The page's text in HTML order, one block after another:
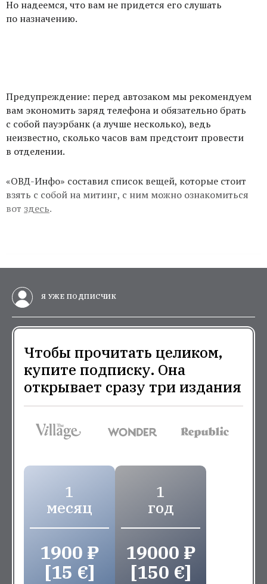
Но надеемся, что вам не придется его слушать
по назначению.
Предупреждение: перед автозаком мы рекомендуем
вам экономить заряд телефона и обязательно брать
с собой пауэрбанк (а лучше несколько), ведь
неизвестно, сколько часов вам предстоит провести
в отделении.
«ОВД-Инфо» составил список вещей, которые стоит
взять с собой на митинг, с ним можно ознакомиться
вот здесь.
Я УЖЕ ПОДПИСЧИК
Чтобы прочитать целиком,
купите подписку. Она
открывает сразу три издания
1
месяц
1900 ₽
[15 €]
1
год
19000 ₽
[150 €]